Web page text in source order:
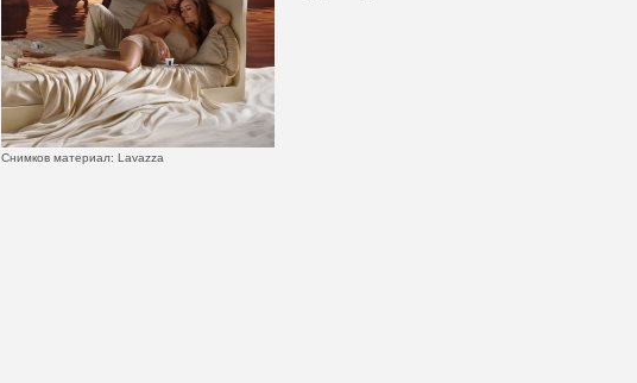
Снимков материал: Lavazza